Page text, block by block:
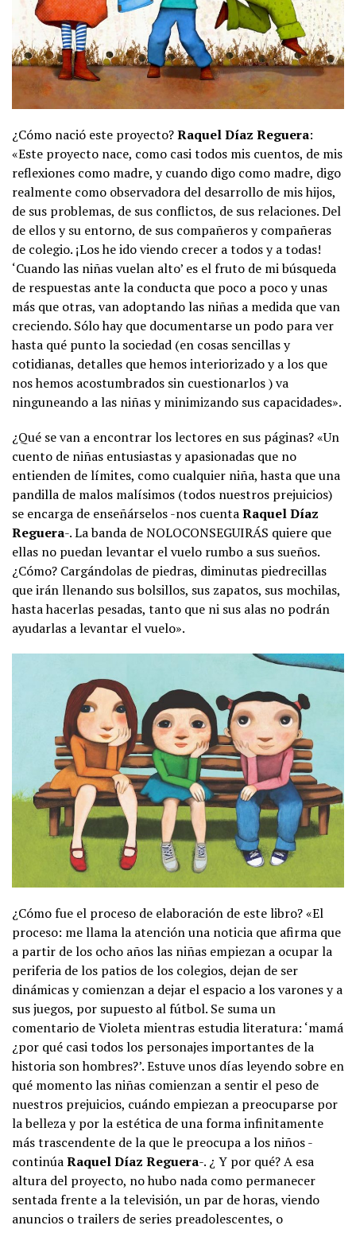
¿Cómo nació este proyecto?Raquel Díaz Reguera:
«Este proyecto nace, como casi todos mis cuentos, de mis
reflexiones como madre, y cuando digo como madre, digo
realmente como observadora del desarrollo de mis hijos,
de sus problemas, de sus conflictos, de sus relaciones. Del
de ellos y su entorno, de sus compañeros y compañeras
de colegio. ¡Los he ido viendo crecer a todos y a todas!
‘Cuando las niñas vuelan alto’ es el fruto de mi búsqueda
de respuestas ante la conducta que poco a poco y unas
más que otras, van adoptando las niñas a medida que van
creciendo. Sólo hay que documentarse un podo para ver
hasta qué punto la sociedad (en cosas sencillas y
cotidianas, detalles que hemos interiorizado y a los que
nos hemos acostumbrados sin cuestionarlos ) va
ninguneando a las niñas y minimizando sus capacidades».
¿Qué se van a encontrar los lectores en sus páginas? «Un
cuento de niñas entusiastas y apasionadas que no
entienden de límites, como cualquier niña, hasta que una
pandilla de malos malísimos (todos nuestros prejuicios)
se encarga de enseñárselos -nos cuentaRaquel Díaz
Reguera-. La banda de NOLOCONSEGUIRÁS quiere que
ellas no puedan levantar el vuelo rumbo a sus sueños.
¿Cómo? Cargándolas de piedras, diminutas piedrecillas
que irán llenando sus bolsillos, sus zapatos, sus mochilas,
hasta hacerlas pesadas, tanto que ni sus alas no podrán
ayudarlas a levantar el vuelo».
¿Cómo fue el proceso de elaboración de este libro? «El
proceso: me llama la atención una noticia que afirma que
a partir de los ocho años las niñas empiezan a ocupar la
periferia de los patios de los colegios, dejan de ser
dinámicas y comienzan a dejar el espacio a los varones y a
sus juegos, por supuesto al fútbol. Se suma un
comentario de Violeta mientras estudia literatura: ‘mamá
¿por qué casi todos los personajes importantes de la
historia son hombres?’. Estuve unos días leyendo sobre en
qué momento las niñas comienzan a sentir el peso de
nuestros prejuicios, cuándo empiezan a preocuparse por
la belleza y por la estética de una forma infinitamente
más trascendente de la que le preocupa a los niños -
continúaRaquel Díaz Reguera-. ¿ Y por qué? A esa
altura del proyecto, no hubo nada como permanecer
sentada frente a la televisión, un par de horas, viendo
anuncios o trailers de series preadolescentes, o